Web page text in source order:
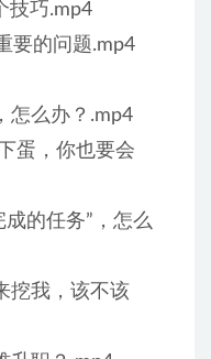
技巧.mp4
要的问题.mp4
怎么办？.mp4
蛋，你也要会
的任务”，怎么
挖我，该不该